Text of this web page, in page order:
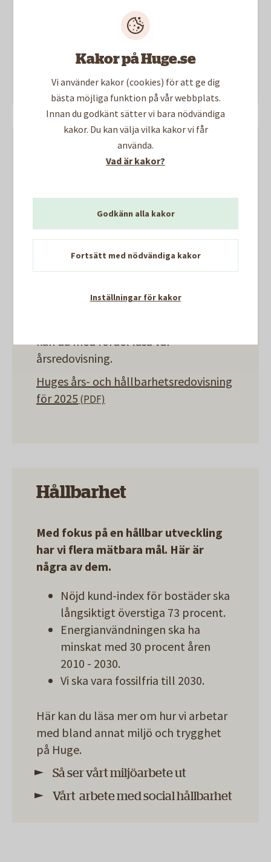
Kakor på Huge.se
Vi använder kakor (cookies) för att ge dig
bästa möjliga funktion på vår webbplats.
Innan du godkänt sätter vi bara nödvändiga
kakor. Du kan välja vilka kakor vi får
använda.
Vad är kakor?
Godkänn alla kakor
Fortsätt med nödvändiga kakor
Inställningar för kakor
arbetsgemenskap är att varje dag
bryr sig om och visa respekt för
både människor, hus och miljö.
Jobba hos oss
Resultat i korthet
Omsättning 1 076 mnkr
Resultat efter finansnetto 11
mnkr
kan du med fördel läsa vår
årsredovisning.
Huges års- och hållbarhetsredovisning
för 2025
Hållbarhet
Med fokus på en hållbar utveckling
har vi flera mätbara mål. Här är
några av dem.
Nöjd kund-index för bostäder ska
långsiktigt överstiga 73 procent.
Energianvändningen ska ha
minskat med 30 procent åren
2010 - 2030.
Vi ska vara fossilfria till 2030.
Här kan du läsa mer om hur vi arbetar
med bland annat miljö och trygghet
på Huge.
Så ser vårt miljöarbete ut
Vårt arbete med social hållbarhet